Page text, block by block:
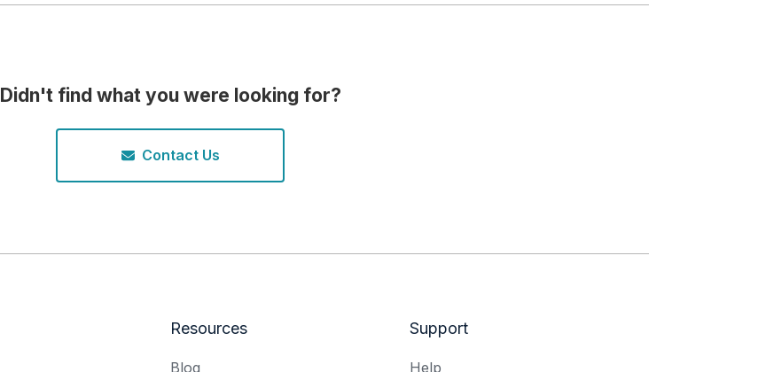
Didn't find what you were looking for?
Contact Us
Resources
Blog
Support
Help